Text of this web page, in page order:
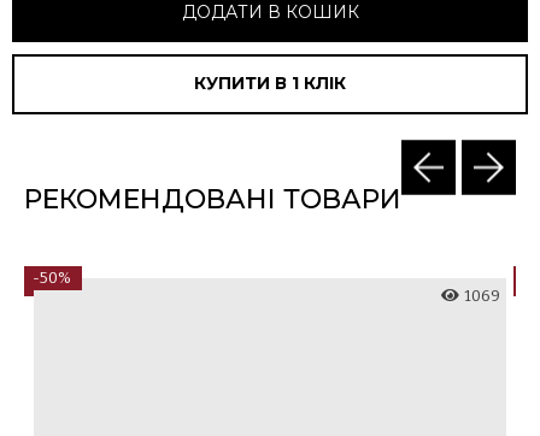
ДОДАТИ В КОШИК
КУПИТИ В 1 КЛIК
РЕКОМЕНДОВАНІ ТОВАРИ
-50%
1069